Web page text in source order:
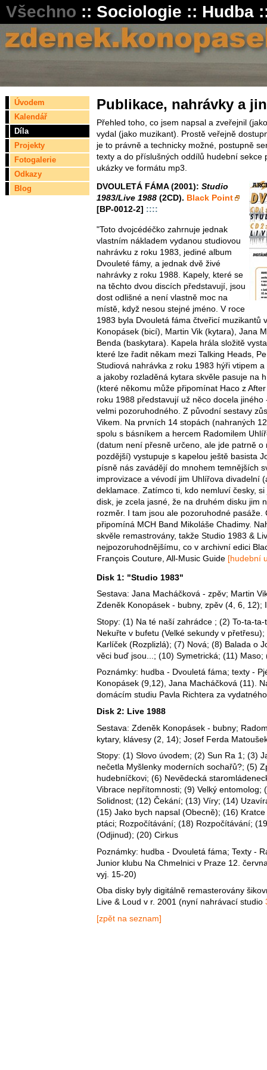
Všechno :: Sociologie :: Hudba
Úvodem
Kalendář
Díla
Projekty
Fotogalerie
Odkazy
Blog
Publikace, nahrávky a
Přehled toho, co jsem napsal a zveřejnil
vydal (jako muzikant). Prostě veřejně
je to právně a technicky možné, postupně
texty a do příslušných oddílů hudební sekce
ukázky ve formátu mp3.
DVOULETÁ FÁMA (2001): Studio
1983/Live 1988 (2CD). Black Point
[BP-0012-2] ::::
"Toto dvojcédéčko zahrnuje jednak
vlastním nákladem vydanou studiovou
nahrávku z roku 1983, jediné album
Dvouleté fámy, a jednak dvě živé
nahrávky z roku 1988. Kapely, které se
na těchto dvou discích představují, jsou
dost odlišné a není vlastně moc na
místě, když nesou stejné jméno. V roce
1983 byla Dvouletá fáma čtveřicí muzikantů
Konopásek (bicí), Martin Vik (kytara), Jana
Benda (baskytara). Kapela hrála složitě
které lze řadit někam mezi Talking Heads,
Studiová nahrávka z roku 1983 hýři vtipem
a jakoby rozladěná kytara skvěle pasuje na
(které někomu může připomínat Haco z
roku 1988 představují už něco docela
velmi pozoruhodného. Z původní sestavy
Vikem. Na prvních 14 stopách (nahraných
spolu s básníkem a hercem Radomilem
(datum není přesně určeno, ale jde patrně o
pozdější) vystupuje s kapelou ještě basista
písně nás zavádějí do mnohem temnějších
improvizace a vévodí jim Uhlířova divadelní
deklamace. Zatímco ti, kdo nemluví česky,
disk, je zcela jasné, že na druhém disku jim
rozměr. I tam jsou ale pozoruhodné pasáže.
připomíná MCH Band Mikoláše Chadimy.
skvěle remastrovány, takže Studio 1983 &
nejpozoruhodnějšímu, co v archivní edici
François Couture, All-Music Guide [hudební
Disk 1: "Studio 1983"
Sestava: Jana Macháčková - zpěv; Martin
Zdeněk Konopásek - bubny, zpěv (4, 6, 12);
Stopy: (1) Na té naší zahrádce ; (2) To-ta-
Nekuřte v bufetu (Velké sekundy v
Karlíček (Rozplizlá); (7) Nová; (8) Balada o
věci buď jsou...; (10) Symetrická; (11) Maso;
Poznámky: hudba - Dvouletá fáma; texty -
Konopásek (9,12), Jana Macháčková (11).
domácím studiu Pavla Richtera za
Disk 2: Live 1988
Sestava: Zdeněk Konopásek - bubny;
kytary, klávesy (2, 14); Josef Ferda
Stopy: (1) Slovo úvodem; (2) Sun Ra 1; (3)
nečetla Myšlenky moderních sochařů?; (5)
hudebníčkovi; (6) Nevědecká
Vibrace nepřítomnosti; (9) Velký entomolog;
Solidnost; (12) Čekání; (13) Víry; (14)
(15) Jako bych napsal (Obecně); (16)
ptáci; Rozpočítávání; (18) Rozpočítávání;
(Odjinud); (20) Cirkus
Poznámky: hudba - Dvouletá fáma; Texty -
Junior klubu Na Chmelnici v Praze 12.
vyj. 15-20)
Oba disky byly digitálně remasterovány
Live & Loud v r. 2001 (nyní nahrávací studio
[zpět na seznam]